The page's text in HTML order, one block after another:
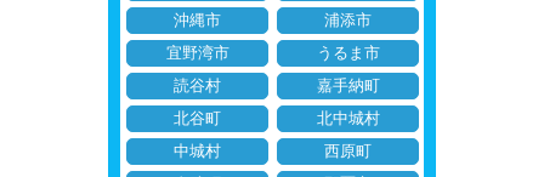
沖縄市
浦添市
宜野湾市
うるま市
読谷村
嘉手納町
北谷町
北中城村
中城村
西原町